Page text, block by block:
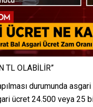
TL OLABİLİR”
durumunda
ücret 24.500 veya 25